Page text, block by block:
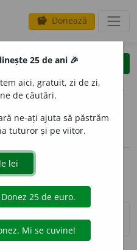
savings Donează
clear
opțiuni
(3)
25 de ani 🎉
aici, gratuit, zi de zi,
de căutări.
ne-ați ajuta să păstrăm
tuturor și pe viitor.